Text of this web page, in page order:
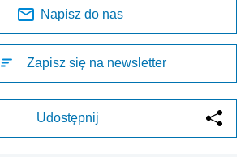
Napisz do nas
Zapisz się na newsletter
Udostępnij